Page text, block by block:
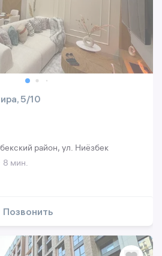
5/10
район, ул. Ниёзбек
8 мин.
Позвонить